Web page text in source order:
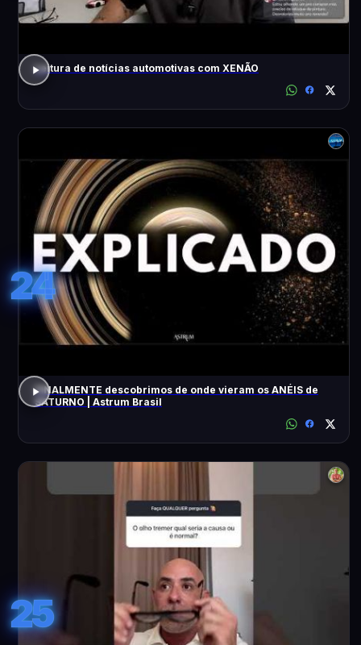
Leitura de notícias automotivas com XENÃO
24
FINALMENTE descobrimos de onde vieram os ANÉIS de
SATURNO | Astrum Brasil
25